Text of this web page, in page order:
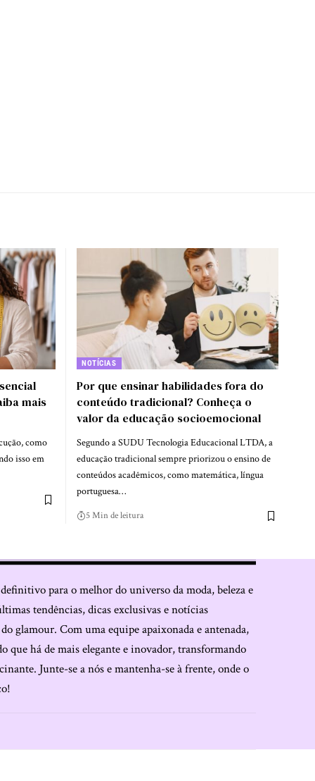
mais
como
isso em
NOTÍCIAS
Por que ensinar habilidades fora do
conteúdo tradicional? Conheça o
valor da educação socioemocional
Segundo a SUDU Tecnologia Educacional LTDA, a
educação tradicional sempre priorizou o ensino de
conteúdos acadêmicos, como matemática, língua
portuguesa…
5 Min de leitura
para o melhor do universo da moda, beleza e
tendências, dicas exclusivas e notícias
glamour. Com uma equipe apaixonada e antenada,
que há de mais elegante e inovador, transformando
Junte-se a nós e mantenha-se à frente, onde o